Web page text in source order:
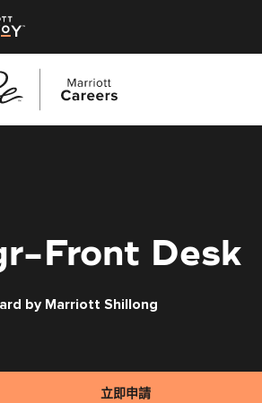
Front Desk
by Marriott Shillong
立即申請